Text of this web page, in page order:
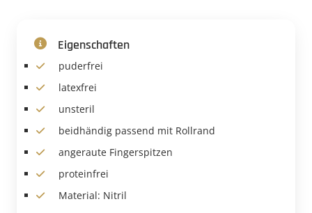
Eigenschaften
puderfrei
latexfrei
unsteril
beidhändig passend mit Rollrand
angeraute Fingerspitzen
proteinfrei
Material: Nitril